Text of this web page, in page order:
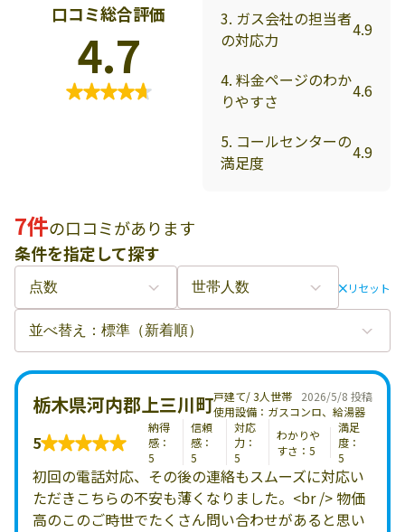
口コミ総合評価
4.7
3. ガス会社の担当者
の対応力
4.9
4. 料金ページのわか
りやすさ
4.6
5. コールセンターの
満足度
4.9
7件の口コミがあります
条件を指定して探す
リセット
2026/5/8 投稿
栃木県河内郡上三川町戸建て/ 3人世帯
使用設備：ガスコンロ、給湯器
5
納得
感：
5
信頼
感：
5
対応
力：
5
わかりや
すさ：5
満足
度：
5
初回の電話対応、その後の連絡もスムーズに対応い
ただきこちらの不安も薄くなりました。<br /> 物価
高のこのご時世でたくさん問い合わせがあると思い